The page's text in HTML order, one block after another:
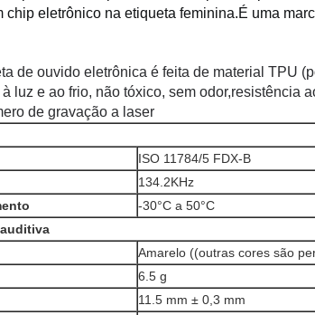
chip eletrônico na etiqueta feminina.É uma
de ouvido eletrônica é feita de material TPU
luz e ao frio, não tóxico, sem odor,resistência
de gravação a laser
ISO 11784/5 FDX-B
134.2KHz
-30°C a 50°C
Amarelo ((outras cores são
6.5 g
11.5 mm ± 0,3 mm